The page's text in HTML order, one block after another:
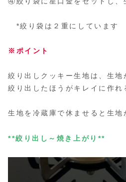
*絞り袋は２重にしています
※ポイント
絞り出しクッキー生地は、生地
絞り出したほうがキレイに作れ
生地を冷蔵庫で休ませると生地
**絞り出し～焼き上がり**